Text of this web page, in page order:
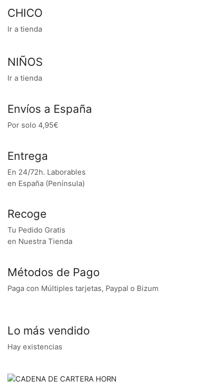
CHICO
Ir a tienda
NIÑOS
Ir a tienda
Envíos a España
Por solo 4,95€
Entrega
En 24/72h. Laborables
en España (Península)
Recoge
Tu Pedido Gratis
en Nuestra Tienda
Métodos de Pago
Paga con Múltiples tarjetas, Paypal o Bizum
Lo más vendido
Hay existencias